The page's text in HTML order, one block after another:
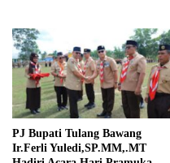
PJ Bupati Tulang Bawang
Ir.Ferli Yuledi,SP.MM,.MT